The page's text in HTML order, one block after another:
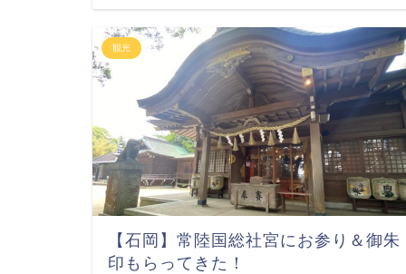
観光
【石岡】常陸国総社宮にお参り＆御朱
印もらってきた！